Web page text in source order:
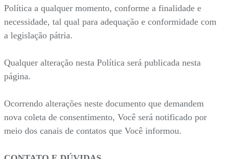
Política a qualquer momento, conforme a finalidade e
necessidade, tal qual para adequação e conformidade com
a legislação pátria.
Qualquer alteração nesta Política será publicada nesta
página.
Ocorrendo alterações neste documento que demandem
nova coleta de consentimento, Você será notificado por
meio dos canais de contatos que Você informou.